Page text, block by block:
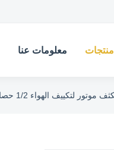
منتجات معلومات عنا